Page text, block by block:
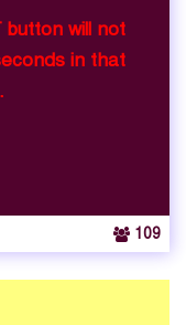
109
button will not
in that